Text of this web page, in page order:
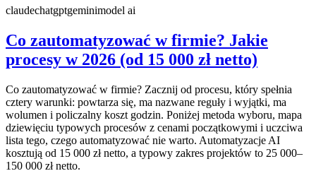
claudechatgptgeminimodel ai
Co zautomatyzować w firmie? Jakie
procesy w 2026 (od 15 000 zł netto)
Co zautomatyzować w firmie? Zacznij od procesu, który spełnia
cztery warunki: powtarza się, ma nazwane reguły i wyjątki, ma
wolumen i policzalny koszt godzin. Poniżej metoda wyboru, mapa
dziewięciu typowych procesów z cenami początkowymi i uczciwa
lista tego, czego automatyzować nie warto. Automatyzacje AI
kosztują od 15 000 zł netto, a typowy zakres projektów to 25 000–
150 000 zł netto.